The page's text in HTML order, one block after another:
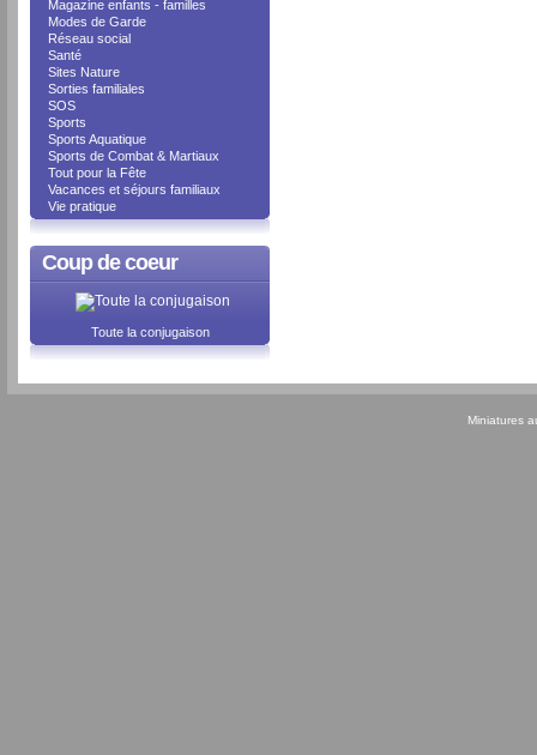
Magazine enfants - familles
Modes de Garde
Réseau social
Santé
Sites Nature
Sorties familiales
SOS
Sports
Sports Aquatique
Sports de Combat & Martiaux
Tout pour la Fête
Vacances et séjours familiaux
Vie pratique
Coup de coeur
Toute la conjugaison
Miniatures